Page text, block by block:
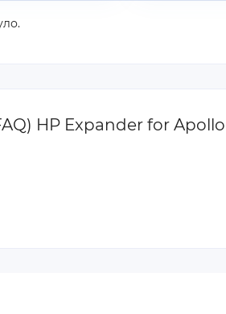
HP Expander for Apollo